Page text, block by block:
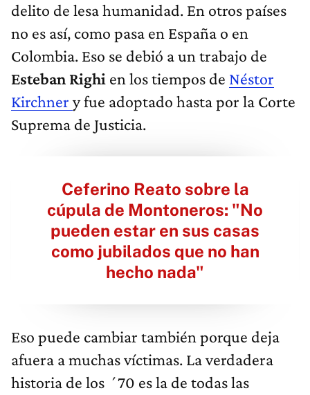
delito de lesa humanidad. En otros países
no es así, como pasa en España o en
Colombia. Eso se debió a un trabajo de
Esteban Righi en los tiempos de Néstor
Kirchner y fue adoptado hasta por la Corte
Suprema de Justicia.
Ceferino Reato sobre la
cúpula de Montoneros: "No
pueden estar en sus casas
como jubilados que no han
hecho nada"
Eso puede cambiar también porque deja
afuera a muchas víctimas. La verdadera
historia de los ´70 es la de todas las